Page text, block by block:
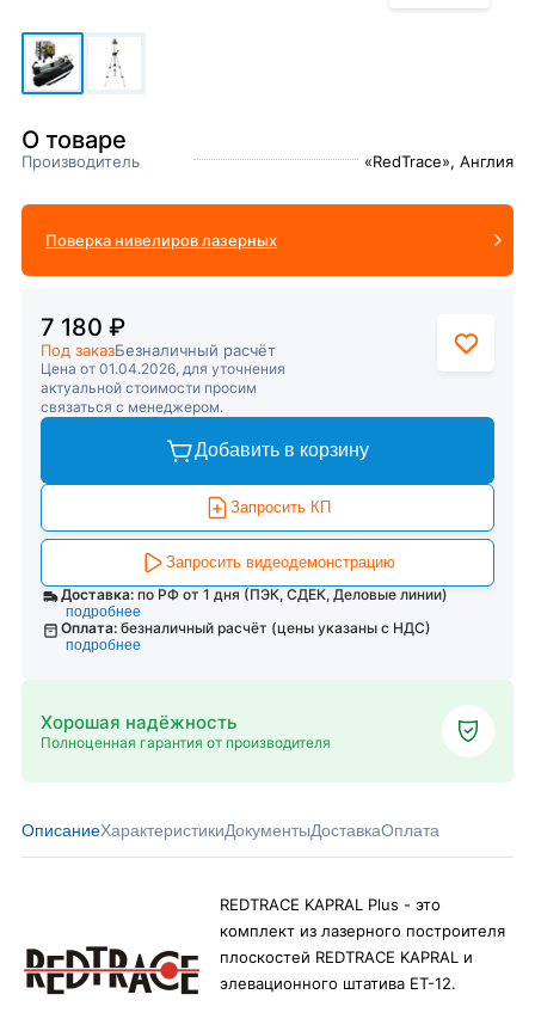
О товаре
Производитель «RedTrace», Англия
Поверка нивелиров лазерных
7 180 ₽
Под заказБезналичный расчёт
Цена от 01.04.2026, для уточнения
актуальной стоимости просим
связаться с менеджером.
Добавить в корзину
Запросить КП
Запросить видеодемонстрацию
Доставка: по РФ от 1 дня (ПЭК, СДЕК, Деловые линии)
подробнее
Оплата: безналичный расчёт (цены указаны с НДС)
подробнее
Хорошая надёжность
Полноценная гарантия от производителя
ОписаниеХарактеристикиДокументыДоставкаОплата
REDTRACE KAPRAL Plus - это
комплект из лазерного построителя
плоскостей REDTRACE KAPRAL и
элевационного штатива ET-12.